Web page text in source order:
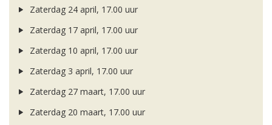
Zaterdag 24 april, 17.00 uur
Zaterdag 17 april, 17.00 uur
Zaterdag 10 april, 17.00 uur
Zaterdag 3 april, 17.00 uur
Zaterdag 27 maart, 17.00 uur
Zaterdag 20 maart, 17.00 uur